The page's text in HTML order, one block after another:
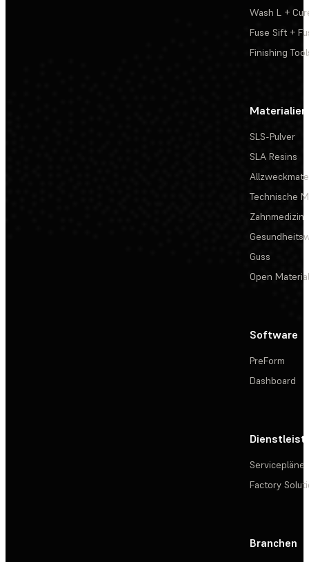
Wash L +
Fuse Sift +
Finishing
Materialien
SLS-Pulver
SLA Resins
Technische
Zahnmedizin
Guss
Open
Software
PreForm
Dashboard
Servicepläne
Factory
Branchen